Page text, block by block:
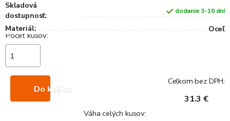
Skladová
dostupnosť:
dodanie 3-10 dní
Materiál: Oceľ
Do košíka
Váha celých kusov:
Celkom bez DPH:
31.3 €